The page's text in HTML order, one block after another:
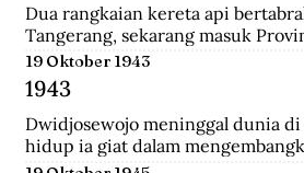
Dua rangkaian kereta api
Tangerang, sekarang masuk
Lokomotif dan gerbong pertama
kereta hancur-lebur. Ratusan
mengenaskan. Suara tabrakan
beberapa belas meter.
sepanjang sejarah Indonesia.
Senin pagi, sekira jam tujuh.
19 Oktober 1943
1943
Dwidjosewojo meninggal dunia di
hidup ia giat dalam
anak negeri. Hingga OL Mij